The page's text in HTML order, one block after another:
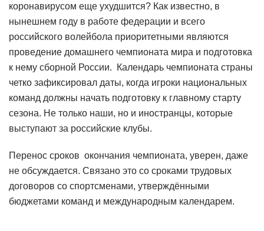
коронавирусом еще ухудшится? Как известно, в
нынешнем году в работе федерации и всего
российского волейбола приоритетными являются
проведение домашнего чемпионата мира и подготовка
к нему сборной России. Календарь чемпионата страны
четко зафиксировал даты, когда игроки национальных
команд должны начать подготовку к главному старту
сезона. Не только наши, но и иностранцы, которые
выступают за российские клубы.
Перенос сроков окончания чемпионата, уверен, даже
не обсуждается. Связано это со сроками трудовых
договоров со спортсменами, утверждёнными
бюджетами команд и международным календарем.